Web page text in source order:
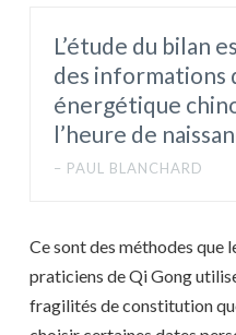
L’étude du bilan
des informations
énergétique
l’heure de
PAUL BLANCHARD
Ce sont des méthodes que
praticiens de Qi Gong
fragilités de constitution